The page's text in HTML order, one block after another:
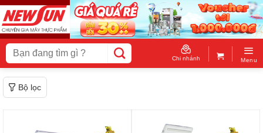
Skip
to
content
Tìm
kiếm:
Chi nhánh Menu
Bộ lọc